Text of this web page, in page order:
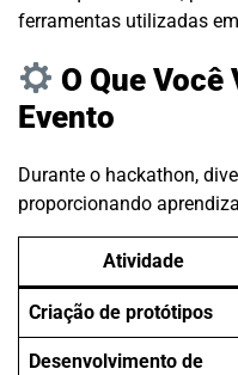
ferramentas utilizadas
O Que Você
Evento
Durante o hackathon,
proporcionando
Atividade
Criação de protótipos
Desenvolvimento de